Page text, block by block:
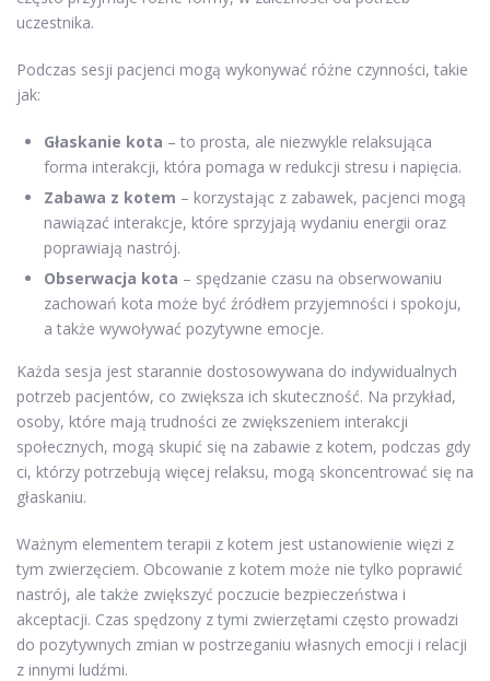
uczestnika.
Podczas sesji pacjenci mogą wykonywać różne czynności, takie
jak:
Głaskanie kota – to prosta, ale niezwykle relaksująca
forma interakcji, która pomaga w redukcji stresu i napięcia.
Zabawa z kotem – korzystając z zabawek, pacjenci mogą
nawiązać interakcje, które sprzyjają wydaniu energii oraz
poprawiają nastrój.
Obserwacja kota – spędzanie czasu na obserwowaniu
zachowań kota może być źródłem przyjemności i spokoju,
a także wywoływać pozytywne emocje.
Każda sesja jest starannie dostosowywana do indywidualnych
potrzeb pacjentów, co zwiększa ich skuteczność. Na przykład,
osoby, które mają trudności ze zwiększeniem interakcji
społecznych, mogą skupić się na zabawie z kotem, podczas gdy
ci, którzy potrzebują więcej relaksu, mogą skoncentrować się na
głaskaniu.
Ważnym elementem terapii z kotem jest ustanowienie więzi z
tym zwierzęciem. Obcowanie z kotem może nie tylko poprawić
nastrój, ale także zwiększyć poczucie bezpieczeństwa i
akceptacji. Czas spędzony z tymi zwierzętami często prowadzi
do pozytywnych zmian w postrzeganiu własnych emocji i relacji
z innymi ludźmi.